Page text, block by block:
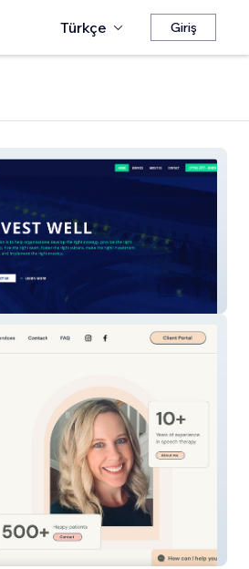
Türkçe Giriş